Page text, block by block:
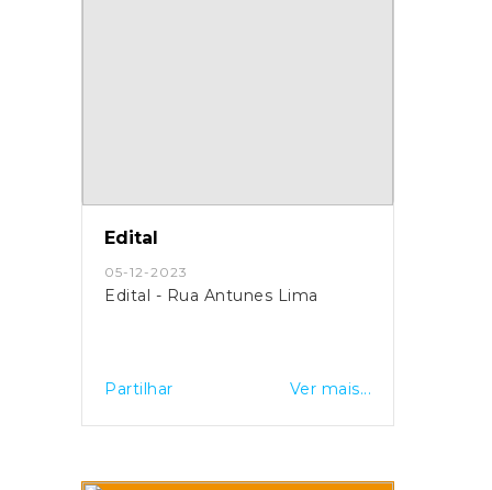
Edital
05-12-2023
Edital - Rua Antunes Lima
Partilhar Ver mais...